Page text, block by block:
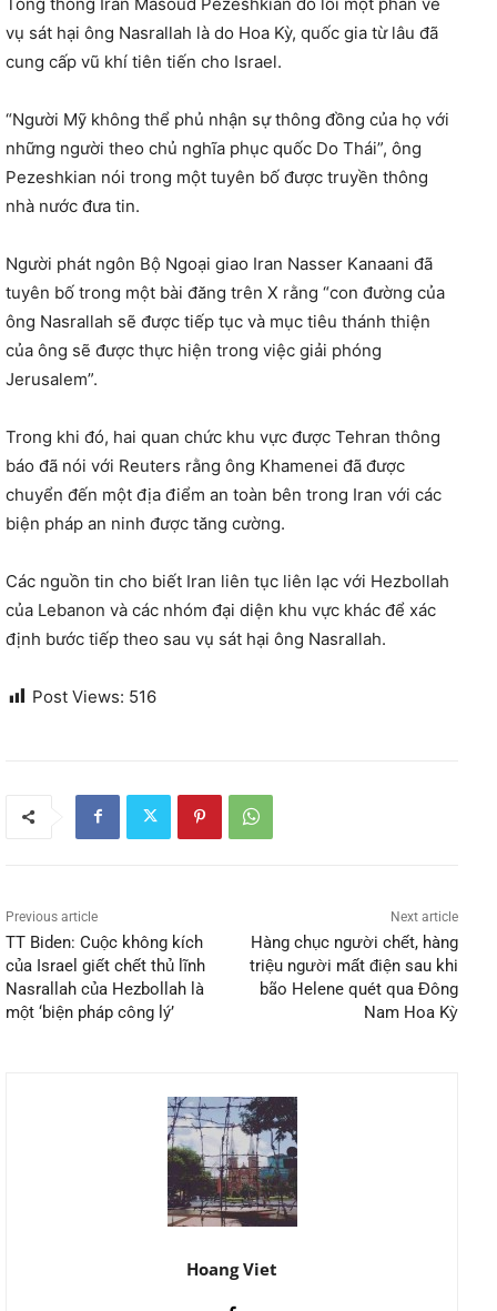
vụ sát hại ông Nasrallah là do Hoa Kỳ, quốc gia từ lâu đã
cung cấp vũ khí tiên tiến cho Israel.
“Người Mỹ không thể phủ nhận sự thông đồng của họ với
những người theo chủ nghĩa phục quốc Do Thái”, ông
Pezeshkian nói trong một tuyên bố được truyền thông
nhà nước đưa tin.
Người phát ngôn Bộ Ngoại giao Iran Nasser Kanaani đã
tuyên bố trong một bài đăng trên X rằng “con đường của
ông Nasrallah sẽ được tiếp tục và mục tiêu thánh thiện
của ông sẽ được thực hiện trong việc giải phóng
Jerusalem”.
Trong khi đó, hai quan chức khu vực được Tehran thông
báo đã nói với Reuters rằng ông Khamenei đã được
chuyển đến một địa điểm an toàn bên trong Iran với các
biện pháp an ninh được tăng cường.
Các nguồn tin cho biết Iran liên tục liên lạc với Hezbollah
của Lebanon và các nhóm đại diện khu vực khác để xác
định bước tiếp theo sau vụ sát hại ông Nasrallah.
Post Views: 516
Previous article
TT Biden: Cuộc không kích
của Israel giết chết thủ lĩnh
Nasrallah của Hezbollah là
một ‘biện pháp công lý’
Next article
Hàng chục người chết, hàng
triệu người mất điện sau khi
bão Helene quét qua Đông
Nam Hoa Kỳ
Hoang Viet